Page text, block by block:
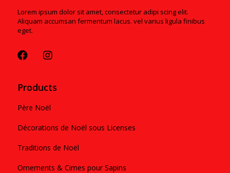
Lorem ipsum dolor sit amet, consectetur adipi scing elit.
Aliquam accumsan fermentum lacus. vel varius ligula finibus
eget.
Products
Père Noël
Décorations de Noël sous Licenses
Traditions de Noël
Ornements & Cimes pour Sapins